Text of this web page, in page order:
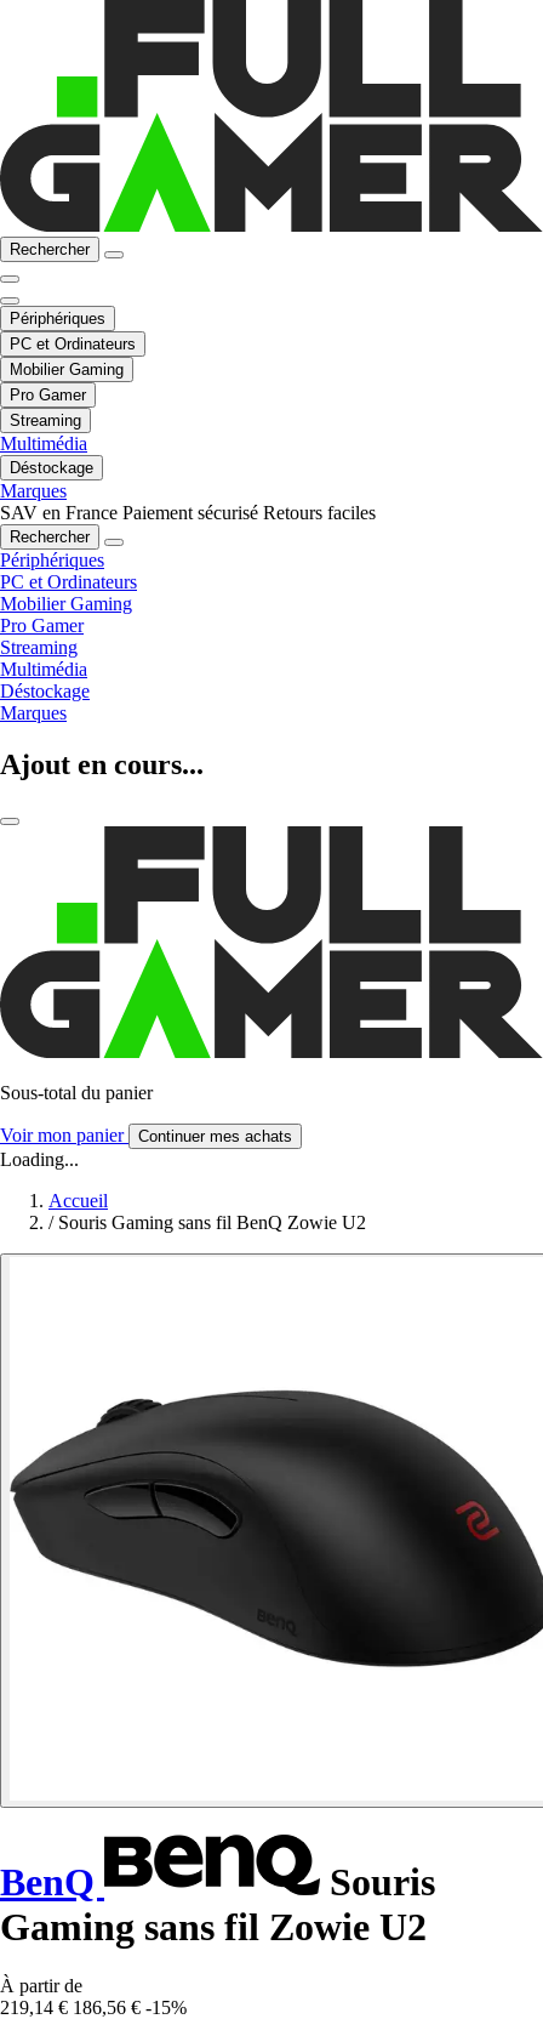
Rechercher
Périphériques
PC et Ordinateurs
Mobilier Gaming
Pro Gamer
Streaming
Multimédia
Déstockage
Marques
SAV en France Paiement sécurisé Retours faciles
Rechercher
Périphériques
PC et Ordinateurs
Mobilier Gaming
Pro Gamer
Streaming
Multimédia
Déstockage
Marques
Ajout en cours...
Sous-total du panier
Voir mon panier Continuer mes achats
Loading...
Accueil
/ Souris Gaming sans fil BenQ Zowie U2
BenQ
Souris
Gaming sans fil Zowie U2
À partir de
219,14 € 186,56 € -15%